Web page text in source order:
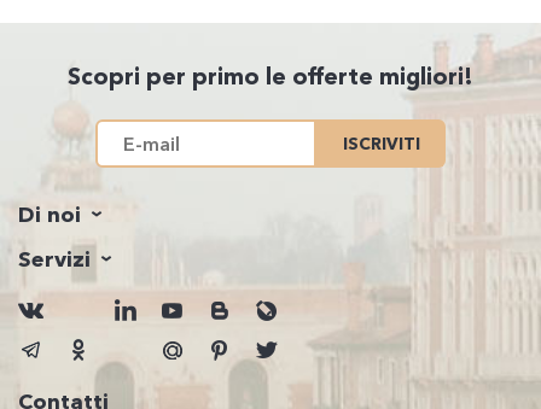
Scopri per primo le offerte migliori!
ISCRIVITI
Di noi
Servizi
Contatti